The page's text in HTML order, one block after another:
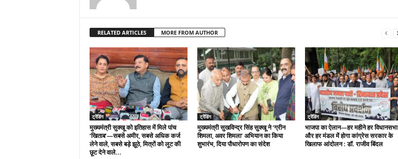
RELATED ARTICLES MORE FROM AUTHOR
ट्रेंडिंग
मुख्यमंत्री सुक्खू को इतिहास में मिले पांच
‘खिताब’—सबसे अमीर, सबसे अधिक कर्ज
लेने वाले, सबसे बड़े झूठे, मित्रों को लूट की
छूट देने वाले...
ट्रेंडिंग
मुख्यमंत्री सुखविन्द्र सिंह सुक्खू ने ‘ग्रीन
शिमला, अवर शिमला’ अभियान का किया
शुभारंभ, दिया पौधारोपण का संदेश
ट्रेंडिंग
भाजपा का ऐलान—हर महीने हर विधानसभा
और हर मंडल में होगा कांग्रेस सरकार के
खिलाफ आंदोलन : डॉ. राजीव बिंदल